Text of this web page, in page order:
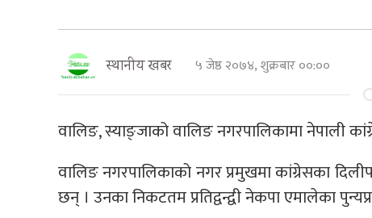
स्थानीय खबर ५ जेष्ठ २०७४, शुक्रबार ००:००
वालिङ, स्याङ्जाको वालिङ नगरपालिकामा नेपाली
वालिङ नगरपालिकाको नगर प्रमुखमा कांग्रेसका
छन् । उनका निकटतम प्रतिद्वन्द्वी नेकपा एमालेका